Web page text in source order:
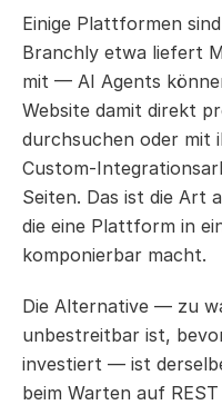
Einige Plattformen
Branchly etwa liefert
mit — AI Agents
Website damit direkt
durchsuchen oder mit
Custom-
Seiten. Das ist die Art
die eine Plattform in
komponierbar macht.
Die Alternative — zu
unbestreitbar ist,
investiert — ist
beim Warten auf